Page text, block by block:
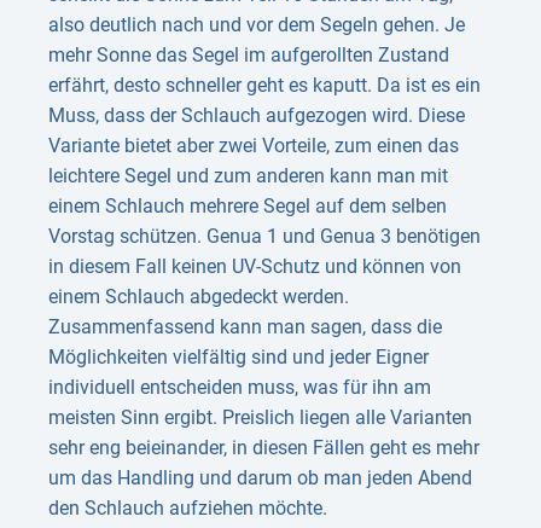
also deutlich nach und vor dem Segeln gehen. Je
mehr Sonne das Segel im aufgerollten Zustand
erfährt, desto schneller geht es kaputt. Da ist es ein
Muss, dass der Schlauch aufgezogen wird. Diese
Variante bietet aber zwei Vorteile, zum einen das
leichtere Segel und zum anderen kann man mit
einem Schlauch mehrere Segel auf dem selben
Vorstag schützen. Genua 1 und Genua 3 benötigen
in diesem Fall keinen UV-Schutz und können von
einem Schlauch abgedeckt werden.
Zusammenfassend kann man sagen, dass die
Möglichkeiten vielfältig sind und jeder Eigner
individuell entscheiden muss, was für ihn am
meisten Sinn ergibt. Preislich liegen alle Varianten
sehr eng beieinander, in diesen Fällen geht es mehr
um das Handling und darum ob man jeden Abend
den Schlauch aufziehen möchte.